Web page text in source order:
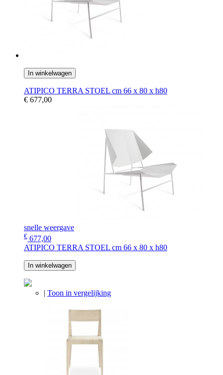
In winkelwagen
ATIPICO TERRA STOEL cm 66 x 80 x h80
€ 677,00
snelle weergave
€ 677,00
ATIPICO TERRA STOEL cm 66 x 80 x h80
In winkelwagen
| Toon in vergelijking